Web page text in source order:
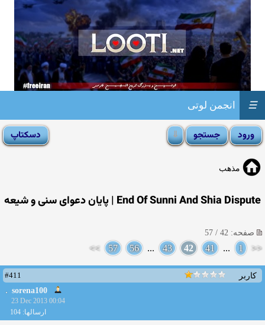
انجمن لوتی ☰
مذهب
End Of Sunni And Shia Dispute | پایان دعوای سنی و شیعه
صفحه: 42 / 57
<<
1
...
41
42
43
...
56
57
>>
کاربر
#411
sorena100
23 Dec 2013 00:04
ارسالها: 104